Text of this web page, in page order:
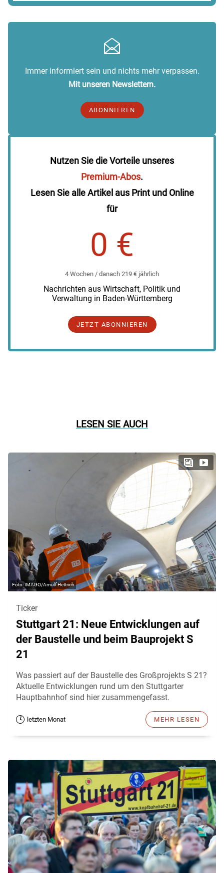
Immer informiert sein und nichts mehr verpassen.
Mit unseren Newslettern.
ABONNIEREN
Nutzen Sie die Vorteile unseres
Premium-Abos.
Lesen Sie alle Artikel aus Print und Online
für
0 €
4 Wochen / danach 219 € jährlich
Nachrichten aus Wirtschaft, Politik und
Verwaltung in Baden-Württemberg
JETZT ABONNIEREN
LESEN SIE AUCH
IMAGO/Arnulf Hettrich
Ticker
Stuttgart 21: Neue Entwicklungen auf
der Baustelle und beim Bauprojekt S
21
Was passiert auf der Baustelle des Großprojekts S 21?
Aktuelle Entwicklungen rund um den Stuttgarter
Hauptbahnhof sind hier zusammengefasst.
letzten Monat MEHR LESEN